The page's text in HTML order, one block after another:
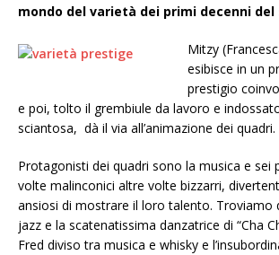
mondo del varietà dei primi decenni del
Mitzy
esibisce in un
prestigio
e poi, tolto il grembiule da lavoro e
sciantosa, dà il via all’animazione dei quadri.
Protagonisti dei quadri sono la musica e sei
volte malinconici altre volte bizzarri,
ansiosi di mostrare il loro talento. Troviamo
jazz e la scatenatissima danzatrice di “Cha
Fred diviso tra musica e whisky e